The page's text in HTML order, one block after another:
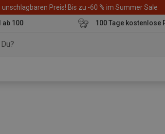
Preis! Bis zu -60 % im Summer Sale
ab 100
100 Tage kostenlose